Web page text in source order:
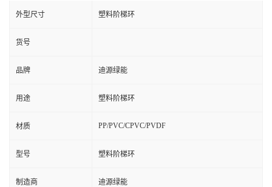
外型尺寸 塑料阶梯环
货号
品牌 迪源绿能
用途 塑料阶梯环
材质 PP/PVC/CPVC/PVDF
型号 塑料阶梯环
制造商 迪源绿能